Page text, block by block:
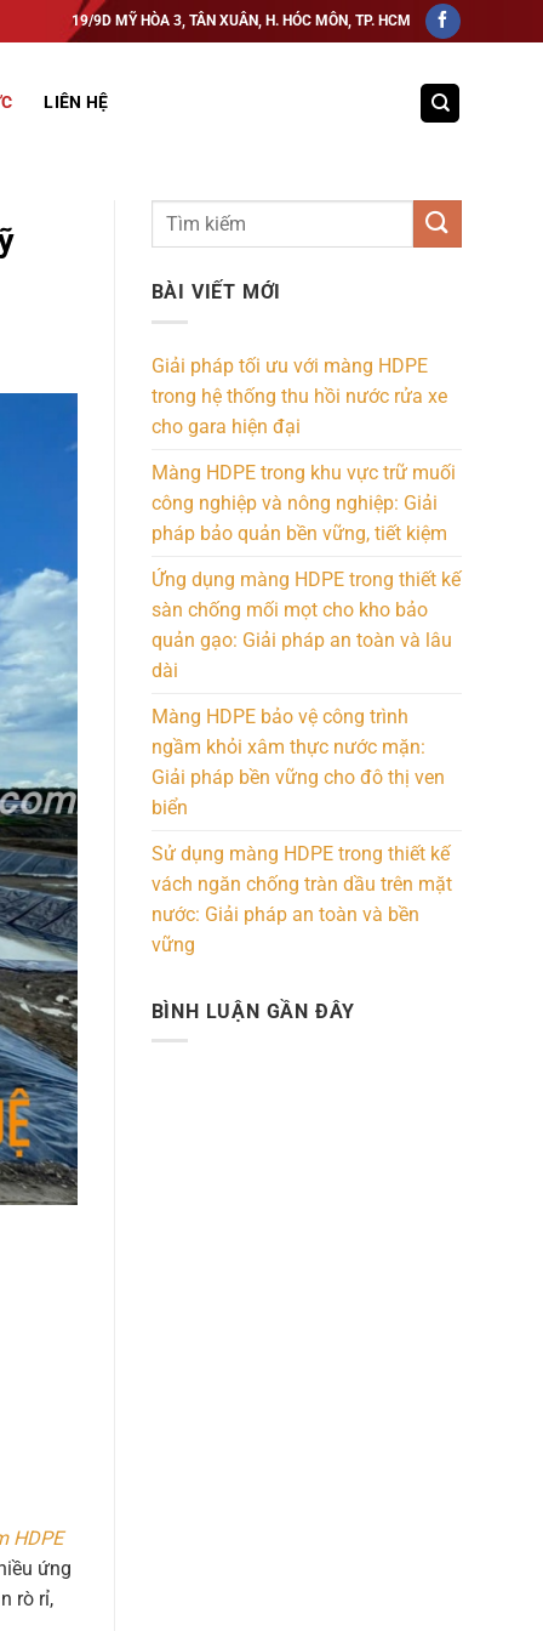
19/9D MỸ HÒA 3, TÂN XUÂN, H. HÓC MÔN, TP. HCM
LIÊN HỆ
HDPE
ứng
rò rỉ,
BÀI VIẾT MỚI
Giải pháp tối ưu với màng HDPE
trong hệ thống thu hồi nước rửa xe
cho gara hiện đại
Màng HDPE trong khu vực trữ muối
công nghiệp và nông nghiệp: Giải
pháp bảo quản bền vững, tiết kiệm
Ứng dụng màng HDPE trong thiết kế
sàn chống mối mọt cho kho bảo
quản gạo: Giải pháp an toàn và lâu
dài
Màng HDPE bảo vệ công trình
ngầm khỏi xâm thực nước mặn:
Giải pháp bền vững cho đô thị ven
biển
Sử dụng màng HDPE trong thiết kế
vách ngăn chống tràn dầu trên mặt
nước: Giải pháp an toàn và bền
vững
BÌNH LUẬN GẦN ĐÂY